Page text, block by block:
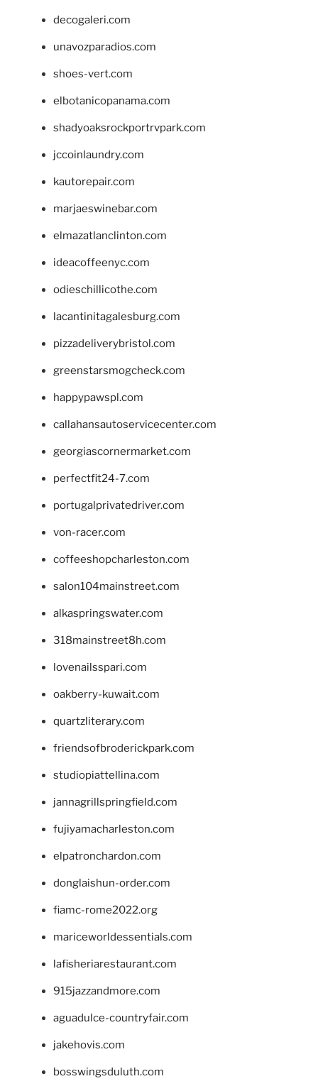
decogaleri.com
unavozparadios.com
shoes-vert.com
elbotanicopanama.com
shadyoaksrockportrvpark.com
jccoinlaundry.com
kautorepair.com
marjaeswinebar.com
elmazatlanclinton.com
ideacoffeenyc.com
odieschillicothe.com
lacantinitagalesburg.com
pizzadeliverybristol.com
greenstarsmogcheck.com
happypawspl.com
callahansautoservicecenter.com
georgiascornermarket.com
perfectfit24-7.com
portugalprivatedriver.com
von-racer.com
coffeeshopcharleston.com
salon104mainstreet.com
alkaspringswater.com
318mainstreet8h.com
lovenailsspari.com
oakberry-kuwait.com
quartzliterary.com
friendsofbroderickpark.com
studiopiattellina.com
jannagrillspringfield.com
fujiyamacharleston.com
elpatronchardon.com
donglaishun-order.com
fiamc-rome2022.org
mariceworldessentials.com
lafisheriarestaurant.com
915jazzandmore.com
aguadulce-countryfair.com
jakehovis.com
bosswingsduluth.com